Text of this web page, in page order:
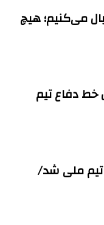
می‌کنیم؛ هیچ
خط دفاع تیم
تیم ملی شد/